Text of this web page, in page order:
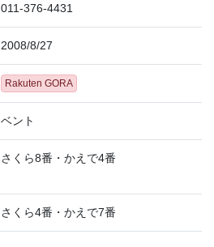
011-376-4431
2008/8/27
Rakuten GORA
ベント
さくら8番・かえで4番
さくら4番・かえで7番